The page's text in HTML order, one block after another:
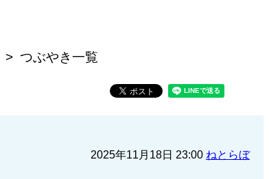
つぶやき一覧
2025年11月18日 23:00 ねとらぼ